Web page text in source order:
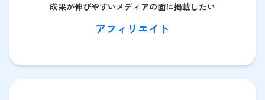
成果が伸びやすいメディアの面に掲載したい
アフィリエイト